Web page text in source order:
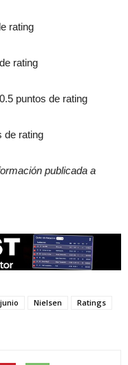
rating
rating
puntos de rating
de rating
publicada a
junio Nielsen
Ratings